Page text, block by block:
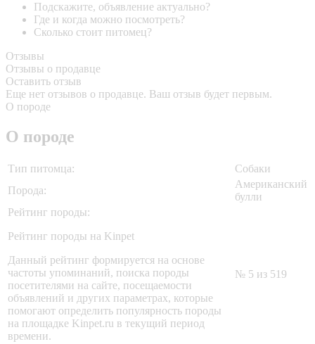
Подскажите, объявление актуально?
Где и когда можно посмотреть?
Сколько стоит питомец?
Отзывы
Отзывы о продавце
Оставить отзыв
Еще нет отзывов о продавце. Ваш отзыв будет первым.
О породе
О породе
Тип питомца:
Собаки
Порода:
Американский
булли
Рейтинг породы:
Рейтинг породы на Kinpet
Данный рейтинг формируется на основе
частоты упоминаний, поиска породы
посетителями на сайте, посещаемости
объявлений и других параметрах, которые
помогают определить популярность породы
на площадке Kinpet.ru в текущий период
времени.
№ 5 из 519